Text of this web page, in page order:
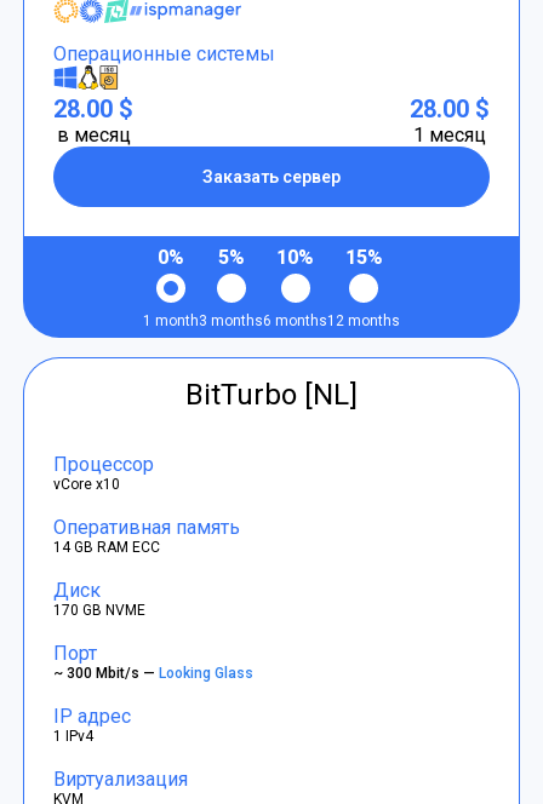
Операционные системы
28.00 $
в месяц
Заказать сервер
28.00 $
1 месяц
0%
1 month
5%
3 months
10%
6 months
15%
12 months
BitTurbo [NL]
Процессор
vCore x10
Оперативная память
14 GB RAM ECC
Диск
170 GB NVME
Порт
~ 300 Mbit/s —Looking Glass
IP адрес
1 IPv4
Виртуализация
KVM